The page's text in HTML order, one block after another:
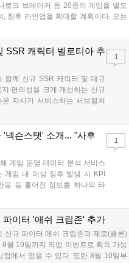
로크 브레이커 등 20종의 게임을 별도
향후 라인업을 확대할 계획이다. 오는
폰을 지급하는 오픈 기념 이벤트도 진
자 모두에게 새로운 경험을 제공할 것
SSR 캐릭터 벨로티아 추
함께 신규 SSR 캐릭터 및 대규
편의성을 크게 개선하는 신규
자사가 서비스하는 서브컬처
을 개설하고 신규 캐릭터
버스...
1
넥슨스탯' 소개... "사후
게임 운영 데이터 분석 서비스
게임 내 이상 징후 발생 시 KPI
응 등 흩어진 정보를 하나의 타
악하도록 돕는 관제 허브입니
로 전환하며 데이터 기반의 효
1
이터 '애쉬 크림존' 추가
신규 파이터 애쉬 크림존과 제로(클론)
월 19일까지 픽업 이벤트로 획득 가능
점에서 얻을 수 있다. 또한 8월 10일부